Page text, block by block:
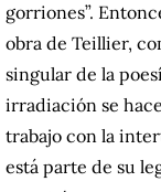
gorriones”.
obra de Teillier,
singular de la
irradiación se
trabajo con la
está parte de su